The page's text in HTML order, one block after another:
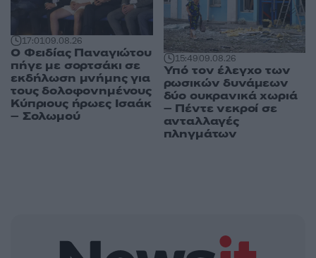
17:0109.08.26
Ο Φειδίας Παναγιώτου
πήγε με σορτσάκι σε
εκδήλωση μνήμης για
τους δολοφονημένους
Κύπριους ήρωες Ισαάκ
– Σολωμού
15:4909.08.26
Υπό τον έλεγχο των
ρωσικών δυνάμεων
δύο ουκρανικά χωριά
– Πέντε νεκροί σε
ανταλλαγές
πληγμάτων